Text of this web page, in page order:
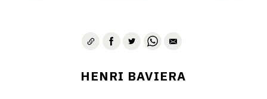
HENRI BAVIERA